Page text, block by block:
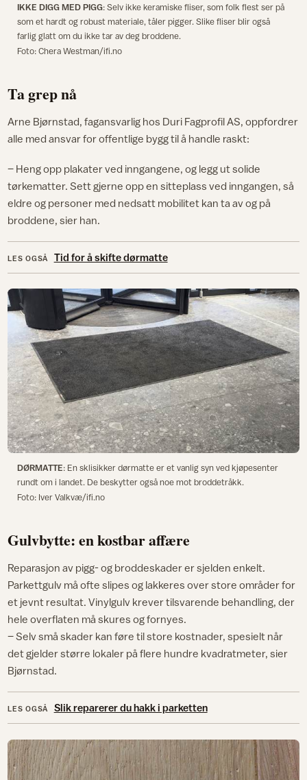
IKKE DIGG MED PIGG: Selv ikke keramiske fliser, som folk flest ser på
som et hardt og robust materiale, tåler pigger. Slike fliser blir også
farlig glatt om du ikke tar av deg broddene.
Foto: Chera Westman/ifi.no
Ta grep nå
Arne Bjørnstad, fagansvarlig hos Duri Fagprofil AS, oppfordrer
alle med ansvar for offentlige bygg til å handle raskt:
– Heng opp plakater ved inngangene, og legg ut solide
tørkematter. Sett gjerne opp en sitteplass ved inngangen, så
eldre og personer med nedsatt mobilitet kan ta av og på
broddene, sier han.
LES OGSÅ Tid for å skifte dørmatte
DØRMATTE: En sklisikker dørmatte er et vanlig syn ved kjøpesenter
rundt om i landet. De beskytter også noe mot broddetråkk.
Foto: Iver Valkvæ/ifi.no
Gulvbytte: en kostbar affære
Reparasjon av pigg- og broddeskader er sjelden enkelt.
Parkettgulv må ofte slipes og lakkeres over store områder for
et jevnt resultat. Vinylgulv krever tilsvarende behandling, der
hele overflaten må skures og fornyes.
– Selv små skader kan føre til store kostnader, spesielt når
det gjelder større lokaler på flere hundre kvadratmeter, sier
Bjørnstad.
LES OGSÅ Slik reparerer du hakk i parketten